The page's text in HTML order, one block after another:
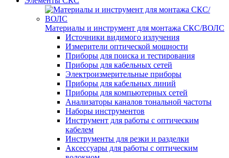
Материалы и инструмент для монтажа СКС/ВОЛС
Источники видимого излучения
Измерители оптической мощности
Приборы для поиска и тестирования
Приборы для кабельных сетей
Электроизмерительные приборы
Приборы для кабельных линий
Приборы для компьютерных сетей
Анализаторы каналов тональной частоты
Наборы инструментов
Инструмент для работы с оптическим
кабелем
Инструменты для резки и разделки
Аксессуары для работы с оптическим